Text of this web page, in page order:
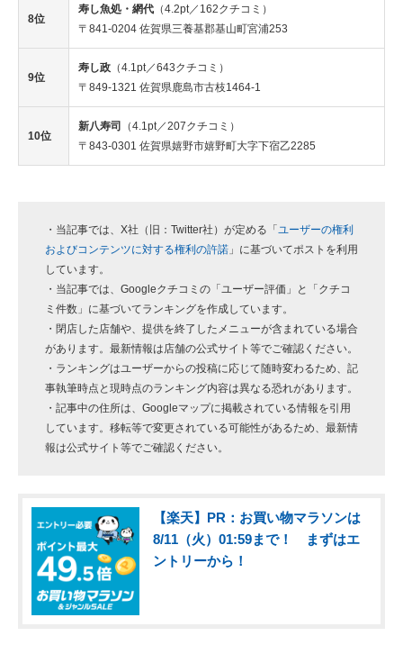
8位
寿し魚処・網代 （4.2pt／162クチコミ）
〒841-0204 佐賀県三養基郡基山町宮浦253
9位
寿し政 （4.1pt／643クチコミ）
〒849-1321 佐賀県鹿島市古枝1464-1
10位
新八寿司
（4.1pt／207クチコミ）
〒843-0301 佐賀県嬉野市嬉野町大字下宿乙2285
・当記事では、X社（旧：Twitter社）が定める「 ユーザーの権利
およびコンテンツに対する権利の許諾 」に基づいてポストを利用
しています。
・当記事では、Googleクチコミの「ユーザー評価」と「クチコ
ミ件数」に基づいてランキングを作成しています。
・閉店した店舗や、提供を終了したメニューが含まれている場合
があります。最新情報は店舗の公式サイト等でご確認ください。
・ランキングはユーザーからの投稿に応じて随時変わるため、記
事執筆時点と現時点のランキング内容は異なる恐れがあります。
・記事中の住所は、Googleマップに掲載されている情報を引用
しています。移転等で変更されている可能性があるため、最新情
報は公式サイト等でご確認ください。
【楽天】PR：お買い物マラソンは
8/11（火）01:59まで！ まずはエ
ントリーから！